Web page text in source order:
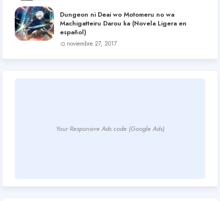
Dungeon ni Deai wo Motomeru no wa
Machigatteiru Darou ka (Novela Ligera en
español)
noviembre 27, 2017
Your Responsive Ads code (Google Ads)